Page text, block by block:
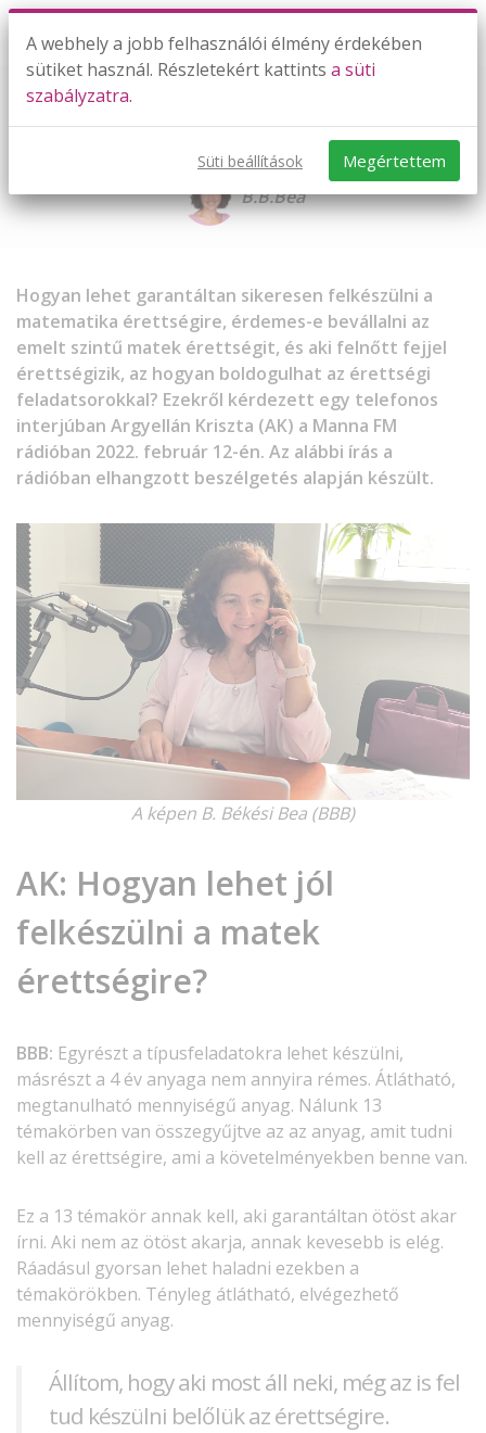
Matematika érettségi: Tényleg
olyan borzasztó?!
B.B.Bea
Hogyan lehet garantáltan sikeresen felkészülni a
matematika érettségire, érdemes-e bevállalni az
emelt szintű matek érettségit, és aki felnőtt fejjel
érettségizik, az hogyan boldogulhat az érettségi
feladatsorokkal? Ezekről kérdezett egy telefonos
interjúban Argyellán Kriszta (AK) a Manna FM
rádióban 2022. február 12-én. Az alábbi írás a
rádióban elhangzott beszélgetés alapján készült.
A képen B. Békési Bea (BBB)
AK: Hogyan lehet jól
felkészülni a matek
érettségire?
BBB: Egyrészt a típusfeladatokra lehet készülni,
másrészt a 4 év anyaga nem annyira rémes. Átlátható,
megtanulható mennyiségű anyag. Nálunk 13
témakörben van összegyűjtve az az anyag, amit tudni
kell az érettségire, ami a követelményekben benne van.
Ez a 13 témakör annak kell, aki garantáltan ötöst akar
írni. Aki nem az ötöst akarja, annak kevesebb is elég.
Ráadásul gyorsan lehet haladni ezekben a
témakörökben. Tényleg átlátható, elvégezhető
mennyiségű anyag.
Állítom, hogy aki most áll neki, még az is fel
tud készülni belőlük az érettségire.
A webhely a jobb felhasználói élmény érdekében
sütiket használ. Részletekért kattints a süti
szabályzatra.
Süti beállítások Megértettem